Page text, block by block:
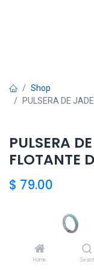
Home
Shop
PULSERA DE
PULSERA
FLOTANTE
$ 79.00
Agregar a la